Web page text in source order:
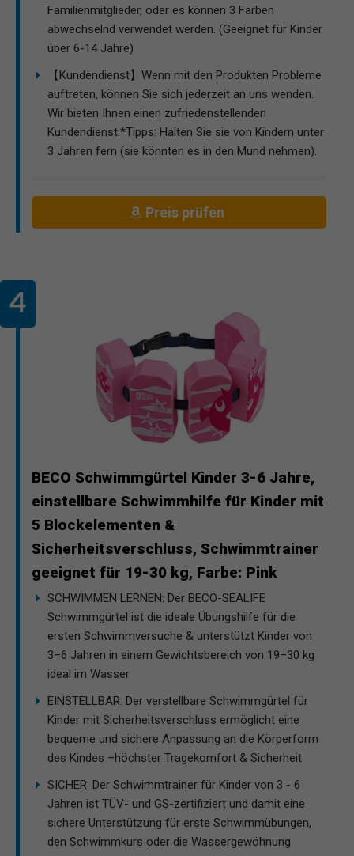
Familienmitglieder, oder es können 3 Farben
abwechselnd verwendet werden. (Geeignet für Kinder
über 6-14 Jahre)
【Kundendienst】Wenn mit den Produkten Probleme
auftreten, können Sie sich jederzeit an uns wenden.
Wir bieten Ihnen einen zufriedenstellenden
Kundendienst.*Tipps: Halten Sie sie von Kindern unter
3 Jahren fern (sie könnten es in den Mund nehmen).
Preis prüfen
BECO Schwimmgürtel Kinder 3-6 Jahre,
einstellbare Schwimmhilfe für Kinder mit
5 Blockelementen &
Sicherheitsverschluss, Schwimmtrainer
geeignet für 19-30 kg, Farbe: Pink
SCHWIMMEN LERNEN: Der BECO-SEALIFE
Schwimmgürtel ist die ideale Übungshilfe für die
ersten Schwimmversuche & unterstützt Kinder von
3–6 Jahren in einem Gewichtsbereich von 19–30 kg
ideal im Wasser
EINSTELLBAR: Der verstellbare Schwimmgürtel für
Kinder mit Sicherheitsverschluss ermöglicht eine
bequeme und sichere Anpassung an die Körperform
des Kindes –höchster Tragekomfort & Sicherheit
SICHER: Der Schwimmtrainer für Kinder von 3 - 6
Jahren ist TÜV- und GS-zertifiziert und damit eine
sichere Unterstützung für erste Schwimmübungen,
den Schwimmkurs oder die Wassergewöhnung